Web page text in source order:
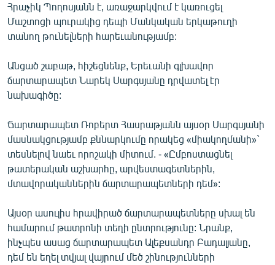
Հայերեն
English
ՀԵՏԵՎԵՔ ՄԵԶ
«Ազատության» բոլոր կայքերը
Հրաչիկ Պողոսյանն է, առաջարկվում է կառուցել
Մաշտոցի պուրակից դեպի Մանկական երկաթուղի
տանող թունելների հարեւանությամբ:
Անցած շաբաթ, հիշեցնենք, Երեւանի գլխավոր
ճարտարապետ Նարեկ Սարգսյանը դրվատել էր
նախագիծը:
Ճարտարապետ Ռոբերտ Հասրաթյանն այսօր Սարգսյանի
մասնակցությամբ քննարկումը որակեց «միակողմանի»`
տեսնելով նաեւ որոշակի միտում. - «Ըմբոստացնել
թատերական աշխարհը, արվեստագետներին,
մտավորականներին ճարտարապետների դեմ»:
Այսօր ասուլիս հրավիրած ճարտարապետները սխալ են
համարում թատրոնի տեղի ընտրությունը: Նրանք,
ինչպես ասաց ճարտարապետ Ալեքսանդր Բադալյանը,
դեմ են եղել տվյալ վայրում մեծ շինությունների